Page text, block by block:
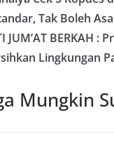
Tak Boleh
JUM’AT BERKAH :
Lingkungan
Mungkin